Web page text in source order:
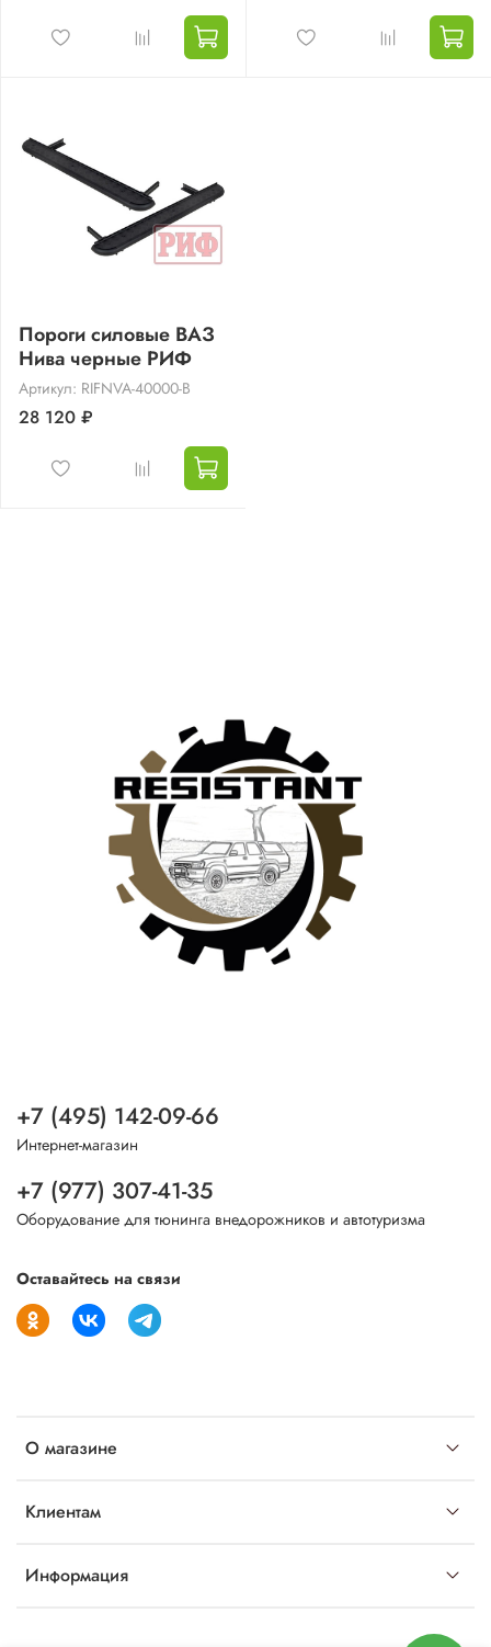
Пороги силовые ВАЗ
Нива черные РИФ
Артикул: RIFNVA-40000-B
28 120 ₽
О магазине
Клиентам
Информация
+7 (495) 142-09-66
Интернет-магазин
+7 (977) 307-41-35
Оборудование для тюнинга внедорожников и автотуризма
Оставайтесь на связи